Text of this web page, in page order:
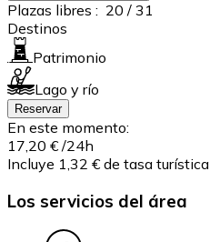
Plazas libres : 20 / 31
Destinos
Patrimonio
Lago y río
Reservar
En este momento:
17,20 € /24h
Incluye 1,32 € de tasa turística
Los servicios del área